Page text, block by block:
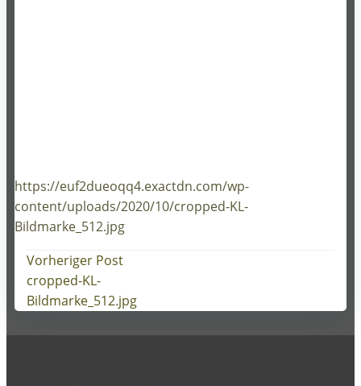
https://euf2dueoqq4.exactdn.com/wp-
content/uploads/2020/10/cropped-KL-
Bildmarke_512.jpg
Post
navigation
Vorheriger Post
cropped-KL-
Bildmarke_512.jpg